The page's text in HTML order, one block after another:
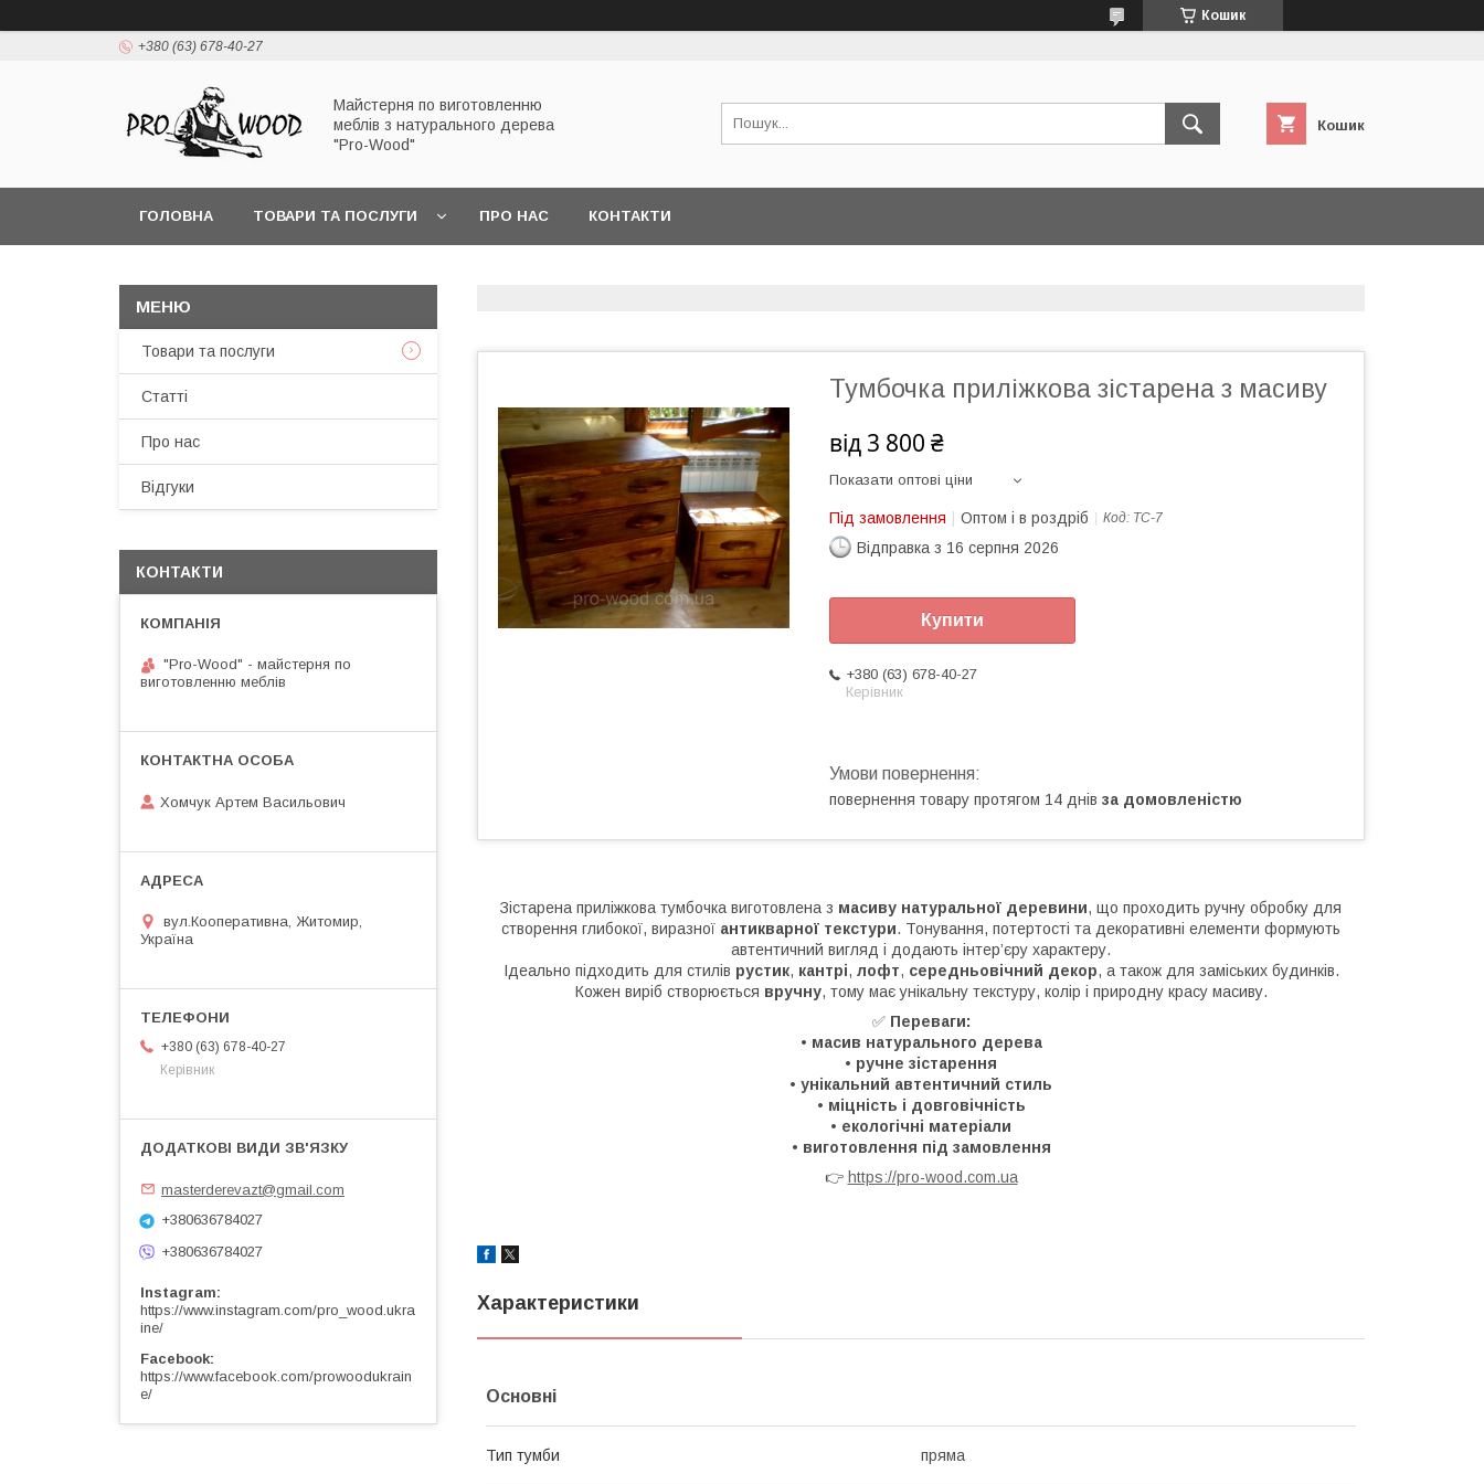
Кошик
+380 (63) 678-40-27
Майстерня по виготовленню
меблів з натурального дерева
"Pro-Wood"
Кошик
ГОЛОВНА ТОВАРИ ТА ПОСЛУГИ ПРО НАС КОНТАКТИ
Тумбочка приліжкова зістарена з масиву
від 3 800 ₴
Показати оптові ціни
Під замовлення Оптом і в роздріб Код: ТС-7
Відправка з 16 серпня 2026
Купити
+380 (63) 678-40-27
Керівник
повернення товару протягом 14 днів за домовленістю
Зістарена приліжкова тумбочка виготовлена з масиву натуральної деревини, що проходить ручну обробку для
створення глибокої, виразної антикварної текстури. Тонування, потертості та декоративні елементи формують
автентичний вигляд і додають інтер’єру характеру.
Ідеально підходить для стилів рустик, кантрі, лофт, середньовічний декор, а також для заміських будинків.
Кожен виріб створюється вручну, тому має унікальну текстуру, колір і природну красу масиву.
✅ Переваги:
• масив натурального дерева
• ручне зістарення
• унікальний автентичний стиль
• міцність і довговічність
• екологічні матеріали
• виготовлення під замовлення
👉 https://pro-wood.com.ua
Характеристики
Основні
Тип тумби пряма
Товари та послуги
Статті
Про нас
Відгуки
КОНТАКТИ
"Pro-Wood" - майстерня по
виготовленню меблів
Хомчук Артем Васильович
вул.Кооперативна, Житомир,
Україна
+380 (63) 678-40-27
Керівник
masterderevazt@gmail.com
+380636784027
+380636784027
Instagram
https://www.instagram.com/pro_wood.ukra
ine/
Facebook
https://www.facebook.com/prowoodukrain
e/